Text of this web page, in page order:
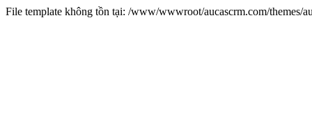
File template không tồn tại: /www/wwwroot/aucascrm.com/themes/